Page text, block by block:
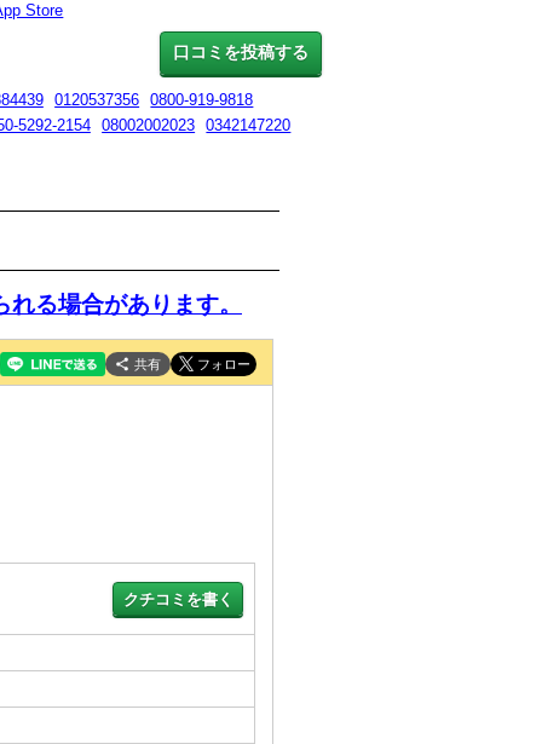
口コミを投稿する
Store
0120537356
0800-919-9818
5292-2154 08002002023
0342147220
る場合があります。
共有